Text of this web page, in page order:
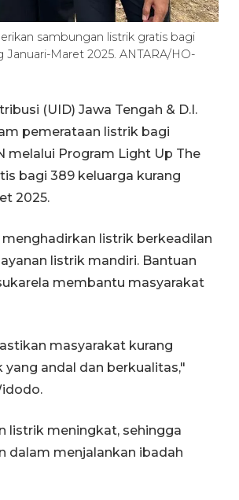
sambungan listrik gratis bagi
Maret 2025. ANTARA/HO-
(UID) Jawa Tengah & D.I.
pemerataan listrik bagi
melalui Program Light Up The
bagi 389 keluarga kurang
2025.
listrik berkeadilan
listrik mandiri. Bantuan
membantu masyarakat
masyarakat kurang
andal dan berkualitas,"
listrik meningkat, sehingga
dalam menjalankan ibadah